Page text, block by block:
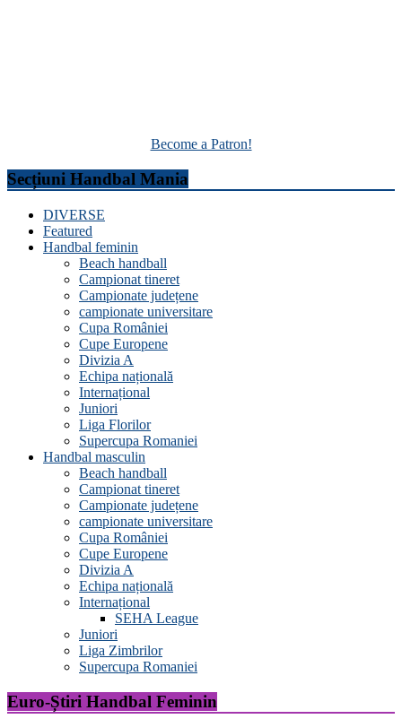
Become a Patron!
Secțiuni Handbal Mania
DIVERSE
Featured
Handbal feminin
Beach handball
Campionat tineret
Campionate județene
campionate universitare
Cupa României
Cupe Europene
Divizia A
Echipa națională
Internațional
Juniori
Liga Florilor
Supercupa Romaniei
Handbal masculin
Beach handball
Campionat tineret
Campionate județene
campionate universitare
Cupa României
Cupe Europene
Divizia A
Echipa națională
Internațional
SEHA League
Juniori
Liga Zimbrilor
Supercupa Romaniei
Euro-Știri Handbal Feminin